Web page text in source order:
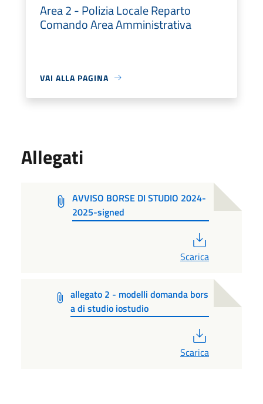
Area 2 - Polizia Locale Reparto
Comando Area Amministrativa
VAI ALLA PAGINA
Allegati
AVVISO BORSE DI STUDIO 2024-
2025-signed
Scarica
allegato 2 - modelli domanda bors
a di studio iostudio
Scarica